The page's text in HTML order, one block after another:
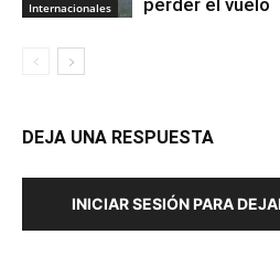
Internacionales
DEJA UNA RESPUESTA
INICIAR SESIÓN PARA